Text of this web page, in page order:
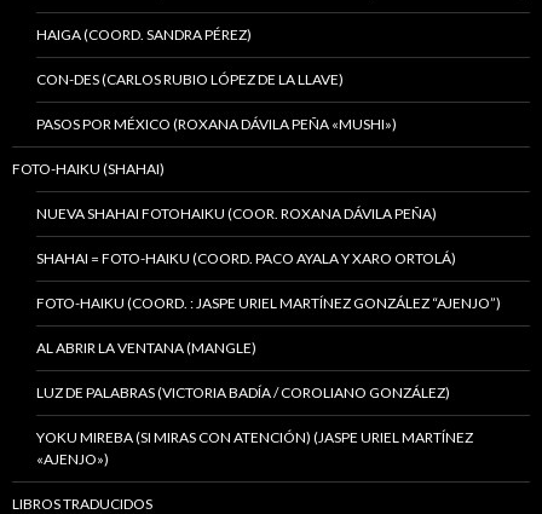
HAIGA (COORD. SANDRA PÉREZ)
CON-DES (CARLOS RUBIO LÓPEZ DE LA LLAVE)
PASOS POR MÉXICO (ROXANA DÁVILA PEÑA «MUSHI»)
FOTO-HAIKU (SHAHAI)
NUEVA SHAHAI FOTOHAIKU (COOR. ROXANA DÁVILA PEÑA)
SHAHAI = FOTO-HAIKU (COORD. PACO AYALA Y XARO ORTOLÁ)
FOTO-HAIKU (COORD. : JASPE URIEL MARTÍNEZ GONZÁLEZ “AJENJO”)
AL ABRIR LA VENTANA (MANGLE)
LUZ DE PALABRAS (VICTORIA BADÍA / COROLIANO GONZÁLEZ)
YOKU MIREBA (SI MIRAS CON ATENCIÓN) (JASPE URIEL MARTÍNEZ
«AJENJO»)
LIBROS TRADUCIDOS